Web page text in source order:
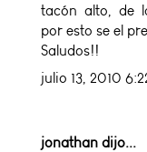
tacón alto, de
por esto se el
Saludos!!
julio 13, 2010
jonathan dijo...